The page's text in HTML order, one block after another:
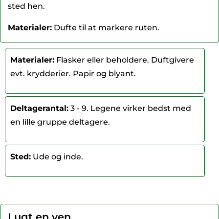
sted hen.
Materialer: Dufte til at markere ruten.
Materialer: Flasker eller beholdere. Duftgivere
evt. krydderier. Papir og blyant.
Deltagerantal: 3 - 9. Legene virker bedst med
en lille gruppe deltagere.
Sted: Ude og inde.